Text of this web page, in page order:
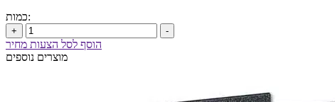
כמות:
+ -
הוסף לסל הצעות מחיר
מוצרים נוספים